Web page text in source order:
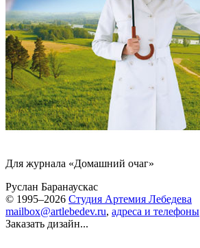
Для журнала «Домашний очаг»
Руслан Баранаускас
© 1995–2026 Студия Артемия Лебедева
mailbox@artlebedev.ru, адреса и телефоны
Заказать дизайн...